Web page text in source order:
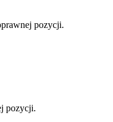
pozycji.
pozycji.